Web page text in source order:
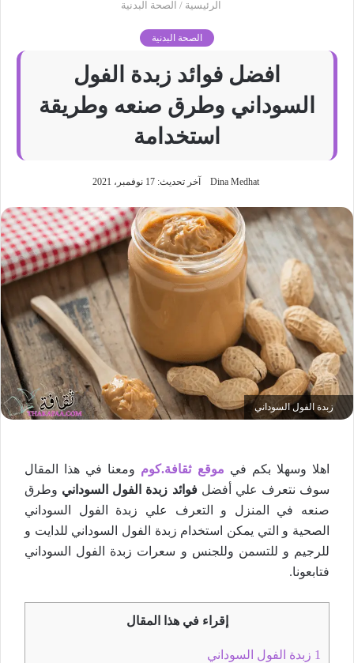
الرئيسية / الصحة البدنية
الصحة البدنية
افضل فوائد زبدة الفول
السوداني وطرق صنعه وطريقة
استخدامة
Dina Medhat آخر تحديث: 17 نوفمبر، 2021
زبدة الفول السوداني
اهلا وسهلا بكم في موقع ثقافة.كوم ومعنا في هذا المقال
سوف نتعرف علي أفضلفوائد زبدة الفول السوداني وطرق
صنعه في المنزل و التعرف علي زبدة الفول السوداني
الصحية و التي يمكن استخدام زبدة الفول السوداني للدايت و
للرجيم و للتسمن وللجنس و سعرات زبدة الفول السوداني
فتابعونا.
إقراء في هذا المقال
1 زبدة الفول السوداني